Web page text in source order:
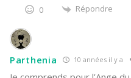
0 Répondre
Parthenia 10 années il y a